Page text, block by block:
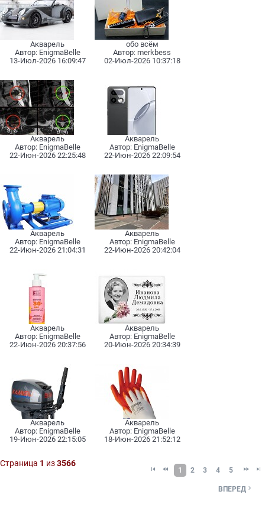
Акварель
Автоp: EnigmaBelle
13-Июл-2026 16:09:47
обо всём
Автоp: merkbess
02-Июл-2026 10:37:18
Акварель
Автоp: EnigmaBelle
22-Июн-2026 22:25:48
Акварель
Автоp: EnigmaBelle
22-Июн-2026 22:09:54
Акварель
Автоp: EnigmaBelle
22-Июн-2026 21:04:31
Акварель
Автоp: EnigmaBelle
22-Июн-2026 20:42:04
Акварель
Автоp: EnigmaBelle
22-Июн-2026 20:37:56
Акварель
Автоp: EnigmaBelle
20-Июн-2026 20:34:39
Акварель
Автоp: EnigmaBelle
19-Июн-2026 22:15:05
Акварель
Автоp: EnigmaBelle
18-Июн-2026 21:52:12
  1 2 3 4 5  
ВПЕРЕД 
Страница 1 из3566